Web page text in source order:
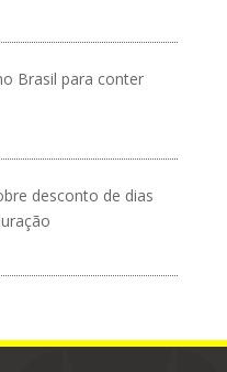
Brasil para conter
desconto de dias